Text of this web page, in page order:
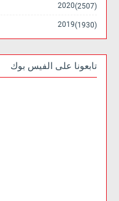
2020 (2507)
2019 (1930)
تابعونا على الفيس بوك